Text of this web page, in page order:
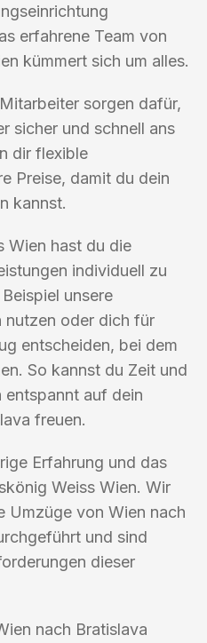
erfahrene Team von
kümmert sich um alles.
sorgen dafür,
sicher und schnell ans
dir flexible
Preise, damit du dein
kannst.
Wien hast du die
individuell zu
unsere
nutzen oder dich für
entscheiden, bei dem
So kannst du Zeit und
entspannt auf dein
freuen.
Erfahrung und das
Weiss Wien. Wir
Umzüge von Wien nach
und sind
dieser
nach Bratislava